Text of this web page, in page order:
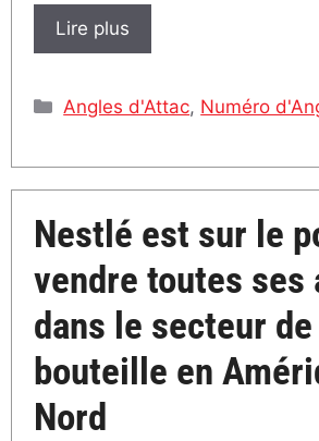
Lire plus
Catégories
Angles d'Attac, Numéro
Nestlé est sur le
vendre toutes
dans le secteur de
bouteille en
Nord